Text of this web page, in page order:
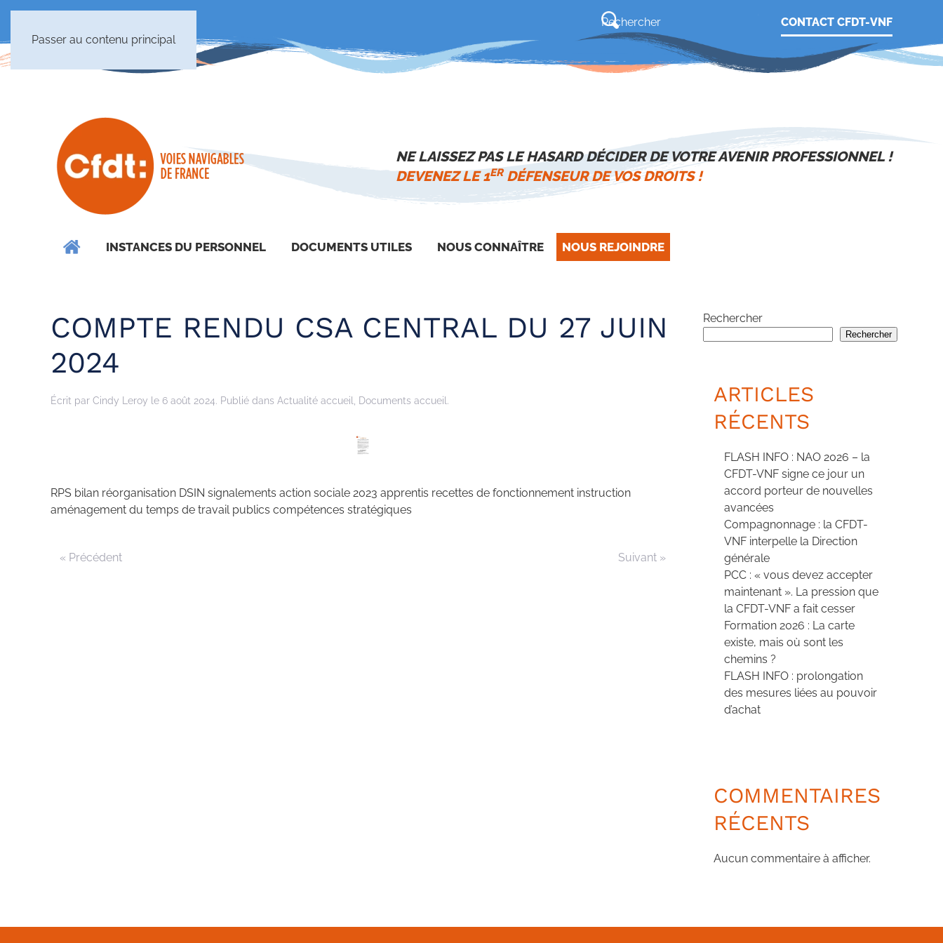
Passer au contenu principal
CONTACT CFDT-VNF
NE LAISSEZ PAS LE HASARD DÉCIDER DE VOTRE AVENIR PROFESSIONNEL !
DEVENEZ LE 1ERDÉFENSEUR DE VOS DROITS !
INSTANCES DU PERSONNEL DOCUMENTS UTILES NOUS CONNAÎTRE NOUS REJOINDRE
COMPTE RENDU CSA CENTRAL DU 27 JUIN
2024
Écrit par Cindy Leroy le 6 août 2024. Publié dans Actualité accueil Documents accueil .
RPS bilan réorganisation DSIN signalements action sociale 2023 apprentis recettes de fonctionnement instruction
aménagement du temps de travail publics compétences stratégiques
« Précédent Suivant »
Rechercher
Rechercher
ARTICLES
RÉCENTS
FLASH INFO : NAO 2026 – la
CFDT-VNF signe ce jour un
accord porteur de nouvelles
avancées
Compagnonnage : la CFDT-
VNF interpelle la Direction
générale
PCC : « vous devez accepter
maintenant ». La pression que
la CFDT-VNF a fait cesser
Formation 2026 : La carte
existe, mais où sont les
chemins ?
FLASH INFO : prolongation
des mesures liées au pouvoir
d’achat
COMMENTAIRES
RÉCENTS
Aucun commentaire à afficher.